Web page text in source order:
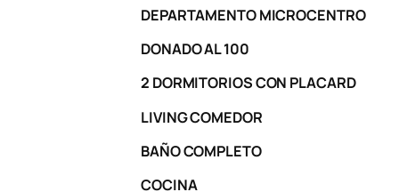
DEPARTAMENTO MICROCENTRO
DONADO AL 100
2 DORMITORIOS CON PLACARD
LIVING COMEDOR
BAÑO COMPLETO
COCINA